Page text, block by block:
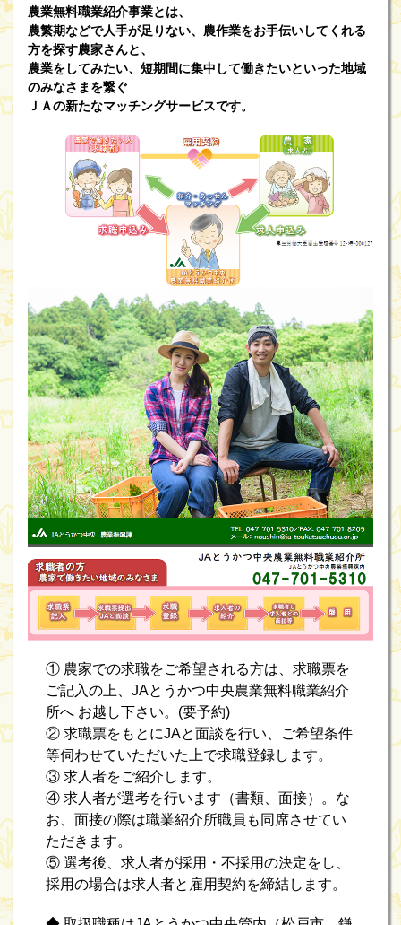
農業無料職業紹介事業とは、
農繁期などで人手が足りない、農作業をお手伝いしてくれる
方を探す農家さんと、
農業をしてみたい、短期間に集中して働きたいといった地域
のみなさまを繋ぐ
ＪＡの新たなマッチングサービスです。
① 農家での求職をご希望される方は、求職票を
ご記入の上、JAとうかつ中央農業無料職業紹介
所へ お越し下さい。(要予約)
② 求職票をもとにJAと面談を行い、ご希望条件
等伺わせていただいた上で求職登録します。
③ 求人者をご紹介します。
④ 求人者が選考を行います（書類、面接）。な
お、面接の際は職業紹介所職員も同席させてい
ただきます。
⑤ 選考後、求人者が採用・不採用の決定をし、
採用の場合は求人者と雇用契約を締結します。